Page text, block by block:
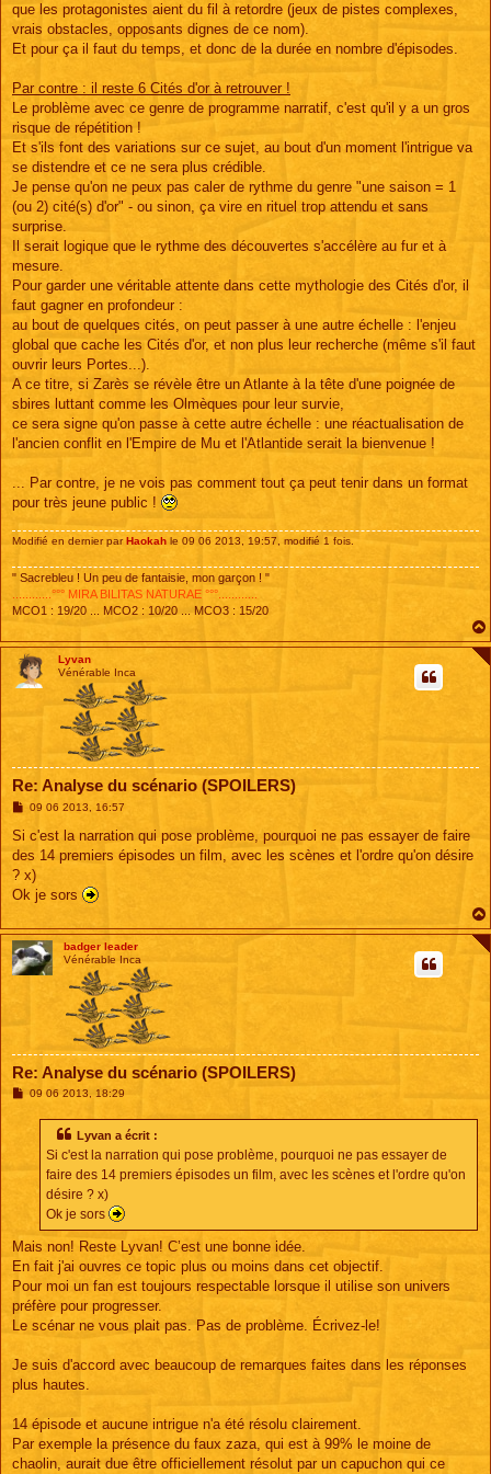
que les protagonistes aient du fil à retordre (jeux de pistes complexes,
vrais obstacles, opposants dignes de ce nom).
Et pour ça il faut du temps, et donc de la durée en nombre d'épisodes.
Par contre : il reste 6 Cités d'or à retrouver !
Le problème avec ce genre de programme narratif, c'est qu'il y a un gros
risque de répétition !
Et s'ils font des variations sur ce sujet, au bout d'un moment l'intrigue va
se distendre et ce ne sera plus crédible.
Je pense qu'on ne peux pas caler de rythme du genre "une saison = 1
(ou 2) cité(s) d'or" - ou sinon, ça vire en rituel trop attendu et sans
surprise.
Il serait logique que le rythme des découvertes s'accélère au fur et à
mesure.
Pour garder une véritable attente dans cette mythologie des Cités d'or, il
faut gagner en profondeur :
au bout de quelques cités, on peut passer à une autre échelle : l'enjeu
global que cache les Cités d'or, et non plus leur recherche (même s'il faut
ouvrir leurs Portes...).
A ce titre, si Zarès se révèle être un Atlante à la tête d'une poignée de
sbires luttant comme les Olmèques pour leur survie,
ce sera signe qu'on passe à cette autre échelle : une réactualisation de
l'ancien conflit en l'Empire de Mu et l'Atlantide serait la bienvenue !
... Par contre, je ne vois pas comment tout ça peut tenir dans un format
pour très jeune public !
Modifié en dernier par Haokah le 09 06 2013, 19:57, modifié 1 fois.
" Sacrebleu ! Un peu de fantaisie, mon garçon ! "
............°°° MIRA BILITAS NATURAE °°°............
MCO1 : 19/20 ... MCO2 : 10/20 ... MCO3 : 15/20
Lyvan
Vénérable Inca
Re: Analyse du scénario (SPOILERS)
M
a
g
09 06 2013, 16:57
Si c'est la narration qui pose problème, pourquoi ne pas essayer de faire
des 14 premiers épisodes un film, avec les scènes et l'ordre qu'on désire
? x)
Ok je sors
badger leader
Vénérable Inca
Re: Analyse du scénario (SPOILERS)
M09 06 2013, 18:29
Lyvan a écrit :
Si c'est la narration qui pose problème, pourquoi ne pas essayer de
faire des 14 premiers épisodes un film, avec les scènes et l'ordre qu'on
désire ? x)
Ok je sors
Mais non! Reste Lyvan! C’est une bonne idée.
En fait j'ai ouvres ce topic plus ou moins dans cet objectif.
Pour moi un fan est toujours respectable lorsque il utilise son univers
préfère pour progresser.
Le scénar ne vous plait pas. Pas de problème. Écrivez-le!
Je suis d'accord avec beaucoup de remarques faites dans les réponses
plus hautes.
14 épisode et aucune intrigue n'a été résolu clairement.
Par exemple la présence du faux zaza, qui est à 99% le moine de
chaolin, aurait due être officiellement résolut par un capuchon qui ce